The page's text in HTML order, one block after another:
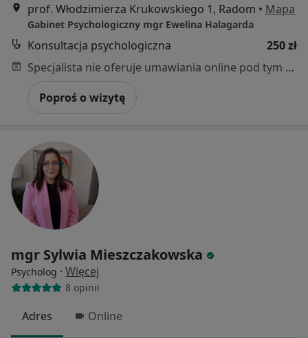
prof. Włodzimierza Krukowskiego 1, Radom • Mapa
Gabinet Psychologiczny mgr Ewelina Halagarda
Konsultacja psychologiczna
250 zł
Specjalista nie oferuje umawiania online pod tym adresem.
Poproś o wizytę
mgr Sylwia Mieszczakowska
Psycholog · Więcej
8 opinii
Adres Online